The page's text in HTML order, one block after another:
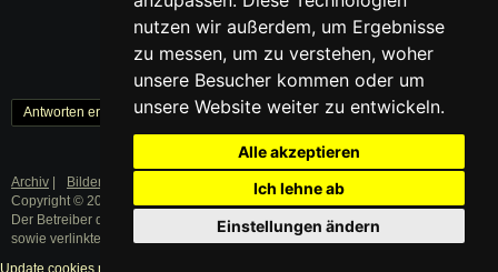
nutzen wir außerdem, um Ergebnisse
zu messen, um zu verstehen, woher
unsere Besucher kommen oder um
unsere Website weiter zu entwickeln.
Alle akzeptieren
Ich lehne ab
Einstellungen ändern
« Zurück 1 Weiter »
Antworten erstellen
Archiv Bilder
Impressum
Copyright © 2003 - 2019 · Alle Rechte vorbehalten.
Der Betreiber distanziert sich ausdrücklich von den Inhalten der Forenbeiträge
sowie verlinkter Internetseiten.